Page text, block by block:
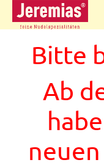
Bitte
Ab